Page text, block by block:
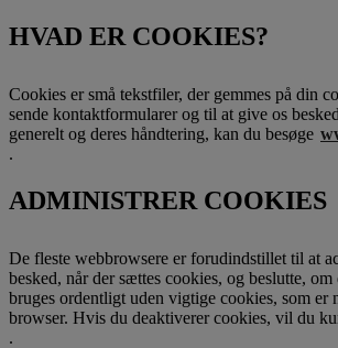
HVAD ER COOKIES?
Cookies er små tekstfiler, der gemmes på din
sende kontaktformularer og til at give os
generelt og deres håndtering, kan du besøge
.
ADMINISTRER COOKIES
De fleste webbrowsere er forudindstillet til at
besked, når der sættes cookies, og beslutte,
bruges ordentligt uden vigtige cookies, som er
browser. Hvis du deaktiverer cookies, vil du
.